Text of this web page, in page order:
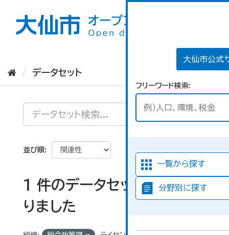
大仙市公式
フリーワード検索
一覧から探す
分野別に探す
データセット
並び順
1 件のデータセットが見つか
りました